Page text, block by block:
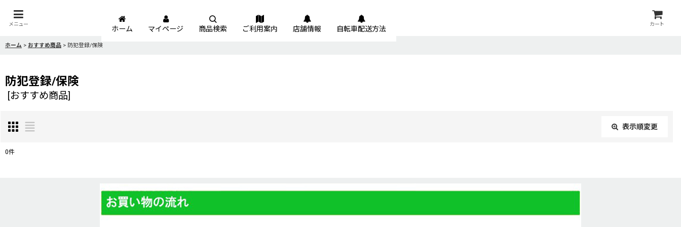
メニュー カート
ホーム マイページ 商品検索 ご利用案内 店舗情報 自転車配送方法
ホーム > おすすめ商品 > 防犯登録/保険
防犯登録/保険
[おすすめ商品]
表示順変更
0件